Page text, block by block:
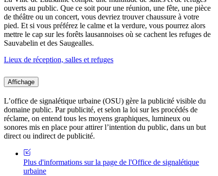
ouverts au public. Que ce soit pour une réunion, une fête, une pièce
de théâtre ou un concert, vous devriez trouver chaussure à votre
pied. Et si vous préférez le calme et la verdure, vous pourrez alors
mettre le cap sur les forêts lausannoises où se cachent les refuges de
Sauvabelin et des Saugealles.
Lieux de réception, salles et refuges
Affichage
L’office de signalétique urbaine (OSU) gère la publicité visible du
domaine public. Par publicité, et selon la loi sur les procédés de
réclame, on entend tous les moyens graphiques, lumineux ou
sonores mis en place pour attirer l’intention du public, dans un but
direct ou indirect de publicité.
Plus d'informations sur la page de l'Office de signalétique
urbaine